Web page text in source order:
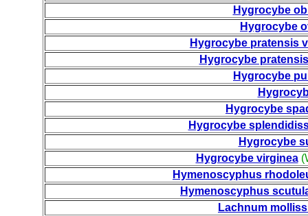
Hygrocybe
Hygrocybe
Hygrocybe pratensis
Hygrocybe
Hygrocybe
Hygrocybe
Hygrocybe
Hygrocybe
Hygrocybe virginea
Hymenoscyphus
Hymenoscyphus
Lachnum